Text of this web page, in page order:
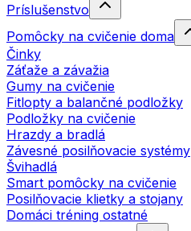
Príslušenstvo
Pomôcky na cvičenie doma
Činky
Záťaže a závažia
Gumy na cvičenie
Fitlopty a balančné podložky
Podložky na cvičenie
Hrazdy a bradlá
Závesné posilňovacie systémy
Švihadlá
Smart pomôcky na cvičenie
Posilňovacie klietky a stojany
Domáci tréning ostatné